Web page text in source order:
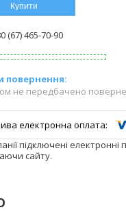
Купити
(67) 465-70-90
не передбачено
підключені
сайту.